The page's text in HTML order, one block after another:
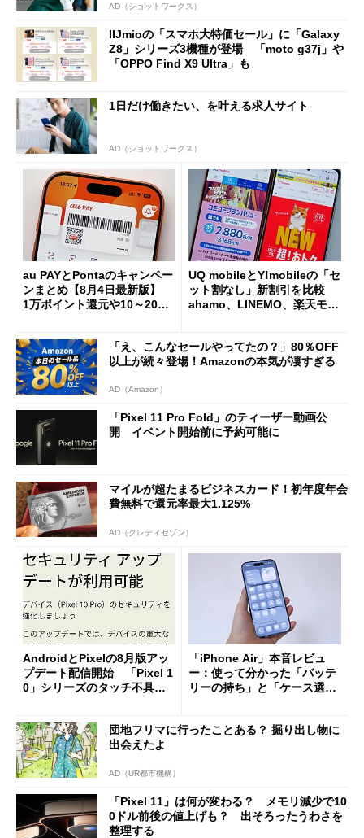
AD（ショットワークス）
IIJmioの「スマホ大特価セール」に「Galaxy
Z8」シリーズ3機種が登場 「moto g37j」や
「OPPO Find X9 Ultra」も
1日だけ働きたい、を叶える求人サイト
AD（ショットワークス）
au PAYとPontaのキャンペー
ンまとめ【8月4日最新版】
1万ポイント還元や10～20％
UQ mobileとY!mobileの「セ
ット割なし」新割引を比較
ahamo、LINEMO、楽天モバ
「え、こんなセールやってたの？」80％OFF
以上が続々登場！Amazonの本気が凄すぎる
AD（Amazon）
「Pixel 11 Pro Fold」のティーザー動画公
開 イベント開始前に予約可能に
マイルが超たまるビジネスカード！初年度年会
費無料で還元率最大1.125%
AD（クレディセゾン）
AndroidとPixelの8月版アッ
プデート配信開始 「Pixel 1
0」シリーズのタッチ不具合
「iPhone Air」本音レビュ
ー：使って分かった「バッテ
リーの持ち」と「ケース選
団地フリマに行ったことある？ 掘り出し物に
出会えたよ
AD（UR都市機構）
「Pixel 11」は何が変わる？ メモリ減少で10
0ドル前後の値上げも？ 出そろったうわさを
整理する